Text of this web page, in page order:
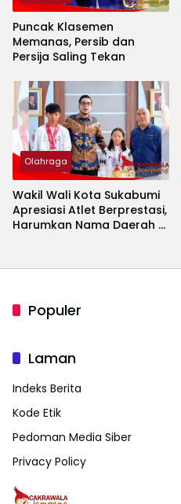
Puncak Klasemen
Memanas, Persib dan
Persija Saling Tekan
Olahraga
Wakil Wali Kota Sukabumi
Apresiasi Atlet Berprestasi,
Harumkan Nama Daerah di
Populer
Laman
Indeks Berita
Kode Etik
Pedoman Media Siber
Privacy Policy